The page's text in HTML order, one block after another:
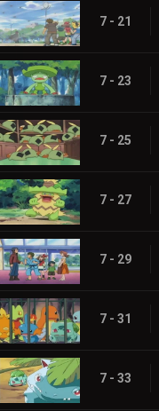
7 - 21
7 - 23
7 - 25
7 - 27
7 - 29
7 - 31
7 - 33